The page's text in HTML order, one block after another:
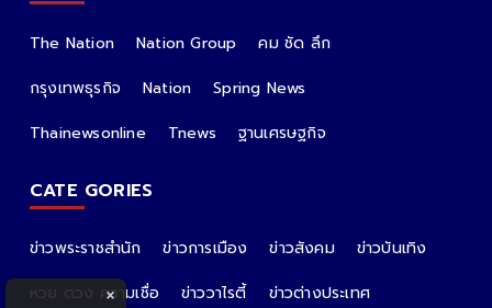
The Nation Nation Group
คม ชัด ลึก
กรุงเทพธุรกิจ
Nation
Spring News
Thainewsonline
Tnews ฐานเศรษฐกิจ
CATE GORIES
ข่าวพระราชสำนัก ข่าวการเมือง ข่าวสังคม
ข่าวบันเทิง
หวย ดวง ความเชื่อ
ข่าววาไรตี้
ข่าวต่างประเทศ
×